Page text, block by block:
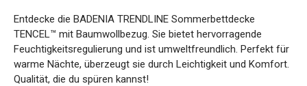
Entdecke die BADENIA TRENDLINE Sommerbettdecke
TENCEL™ mit Baumwollbezug. Sie bietet hervorragende
Feuchtigkeitsregulierung und ist umweltfreundlich. Perfekt für
warme Nächte, überzeugt sie durch Leichtigkeit und Komfort.
Qualität, die du spüren kannst!